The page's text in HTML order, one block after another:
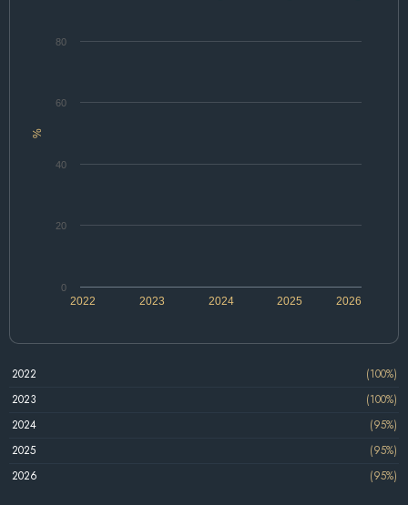
%
2022 2024 2026
2023 2025
0
20
40
60
80
2022
(100%)
2023
(100%)
2024
(95%)
2025
(95%)
2026
(95%)